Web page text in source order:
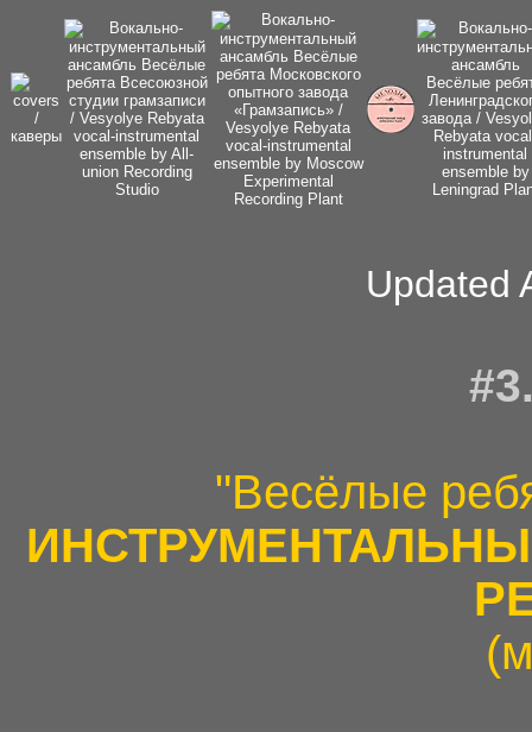
Updated
"Весёлые